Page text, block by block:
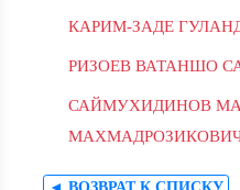
КАРИМ-ЗАДЕ
РИЗОЕВ ВАТАНШО
САЙМУХИДИНОВ